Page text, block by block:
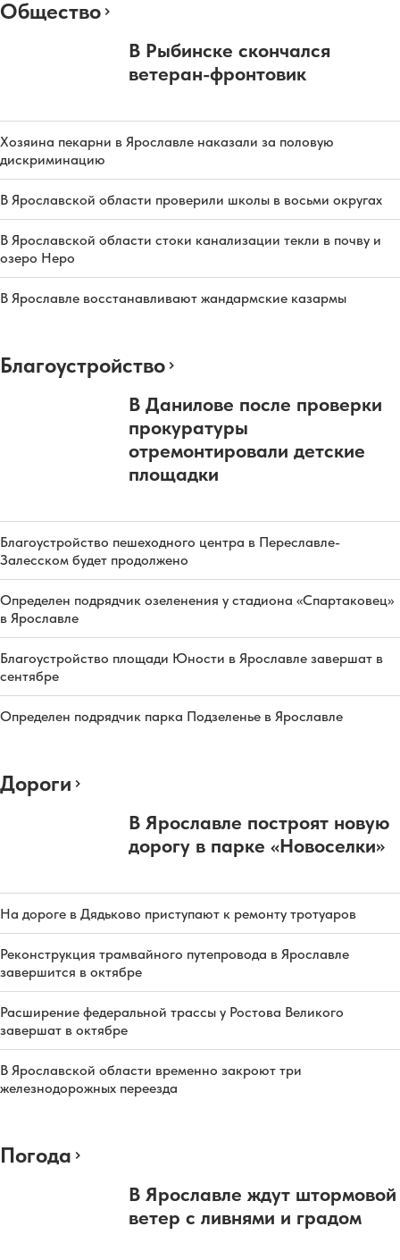
Общество
В Рыбинске скончался
ветеран-фронтовик
Хозяина пекарни в Ярославле наказали за половую
дискриминацию
В Ярославской области проверили школы в восьми округах
В Ярославской области стоки канализации текли в почву и
озеро Неро
В Ярославле восстанавливают жандармские казармы
Благоустройство
В Данилове после проверки
прокуратуры
отремонтировали детские
площадки
Благоустройство пешеходного центра в Переславле-
Залесском будет продолжено
Определен подрядчик озеленения у стадиона «Спартаковец»
в Ярославле
Благоустройство площади Юности в Ярославле завершат в
сентябре
Определен подрядчик парка Подзеленье в Ярославле
Дороги
В Ярославле построят новую
дорогу в парке «Новоселки»
На дороге в Дядьково приступают к ремонту тротуаров
Реконструкция трамвайного путепровода в Ярославле
завершится в октябре
Расширение федеральной трассы у Ростова Великого
завершат в октябре
В Ярославской области временно закроют три
железнодорожных переезда
Погода
В Ярославле ждут штормовой
ветер с ливнями и градом